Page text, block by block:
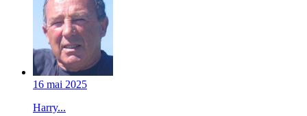
16 mai 2025
Harry...